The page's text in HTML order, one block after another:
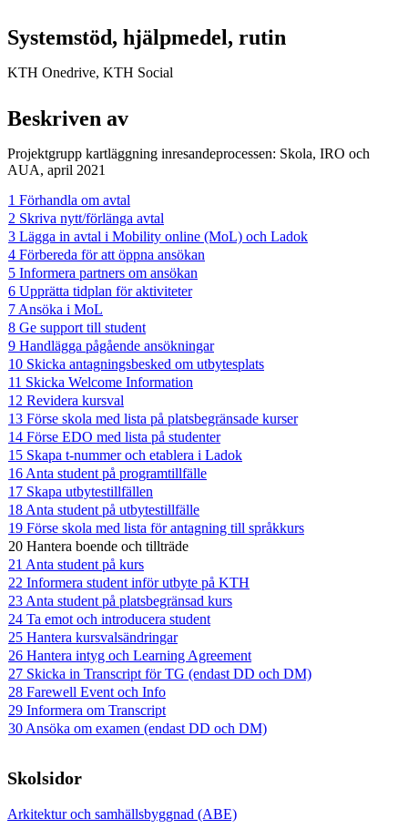
Systemstöd, hjälpmedel, rutin
KTH Onedrive, KTH Social
Beskriven av
Projektgrupp kartläggning inresandeprocessen: Skola, IRO och
AUA, april 2021
1 Förhandla om avtal
2 Skriva nytt/förlänga avtal
3 Lägga in avtal i Mobility online (MoL) och Ladok
4 Förbereda för att öppna ansökan
5 Informera partners om ansökan
6 Upprätta tidplan för aktiviteter
7 Ansöka i MoL
8 Ge support till student
9 Handlägga pågående ansökningar
10 Skicka antagningsbesked om utbytesplats
11 Skicka Welcome Information
12 Revidera kursval
13 Förse skola med lista på platsbegränsade kurser
14 Förse EDO med lista på studenter
15 Skapa t-nummer och etablera i Ladok
16 Anta student på programtillfälle
17 Skapa utbytestillfällen
18 Anta student på utbytestillfälle
19 Förse skola med lista för antagning till språkkurs
20 Hantera boende och tillträde
21 Anta student på kurs
22 Informera student inför utbyte på KTH
23 Anta student på platsbegränsad kurs
24 Ta emot och introducera student
25 Hantera kursvalsändringar
26 Hantera intyg och Learning Agreement
27 Skicka in Transcript för TG (endast DD och DM)
28 Farewell Event och Info
29 Informera om Transcript
30 Ansöka om examen (endast DD och DM)
Skolsidor
Arkitektur och samhällsbyggnad (ABE)